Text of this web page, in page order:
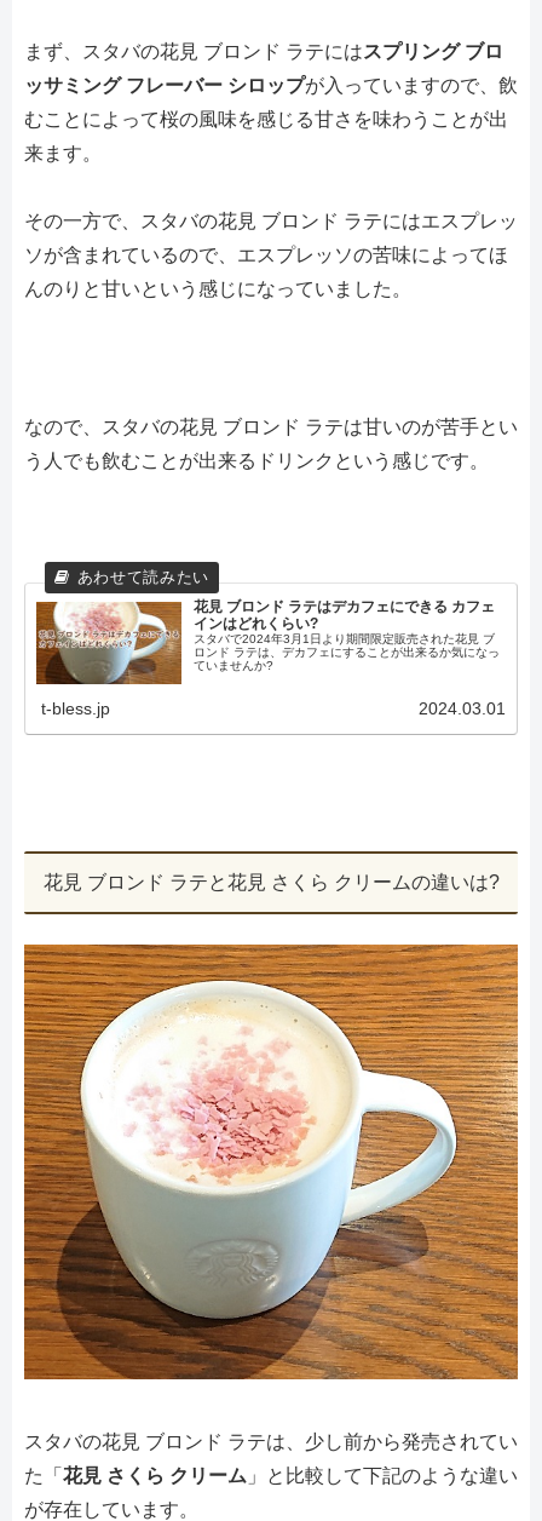
まず、スタバの花見 ブロンド ラテにはスプリング ブロ
ッサミング フレーバー シロップが入っていますので、飲
むことによって桜の風味を感じる甘さを味わうことが出
来ます。
その一方で、スタバの花見 ブロンド ラテにはエスプレッ
ソが含まれているので、エスプレッソの苦味によってほ
んのりと甘いという感じになっていました。
なので、スタバの花見 ブロンド ラテは甘いのが苦手とい
う人でも飲むことが出来るドリンクという感じです。
花見 ブロンド ラテはデカフェにできる カフェ
インはどれくらい?
スタバで2024年3月1日より期間限定販売された花見 ブ
ロンド ラテは、デカフェにすることが出来るか気になっ
ていませんか?
t-bless.jp 2024.03.01
花見 ブロンド ラテと花見 さくら クリームの違いは?
スタバの花見 ブロンド ラテは、少し前から発売されてい
た「 花見 さくら クリーム 」と比較して下記のような違い
が存在しています。